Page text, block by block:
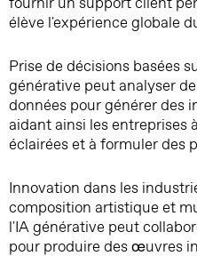
élève l'expérience globale
Prise de décisions basées
générative peut analyser
données pour générer des
aidant ainsi les entreprises
éclairées et à formuler des
Innovation dans les
composition artistique et
l'IA générative peut
pour produire des œuvres